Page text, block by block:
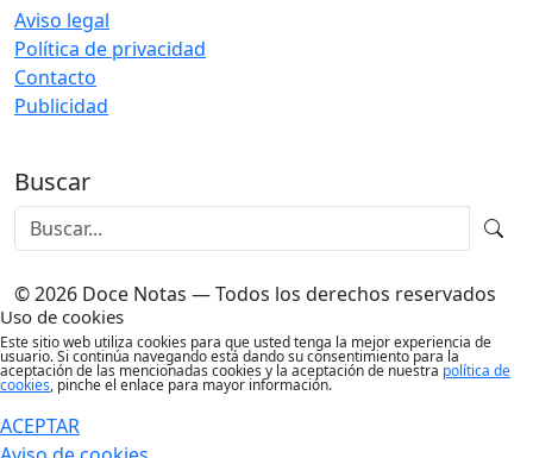
Aviso legal
Política de privacidad
Contacto
Publicidad
Buscar
© 2026 Doce Notas — Todos los derechos reservados
Uso de cookies
Este sitio web utiliza cookies para que usted tenga la mejor experiencia de
usuario. Si continúa navegando está dando su consentimiento para la
aceptación de las mencionadas cookies y la aceptación de nuestra política de
cookies, pinche el enlace para mayor información.
ACEPTAR